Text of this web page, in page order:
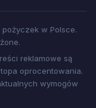
w Polsce.
reklamowe są
oprocentowania.
wymogów